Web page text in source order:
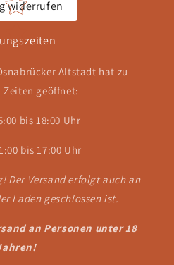
widerrufen
Altstadt hat zu
Zeiten geöffnet:
bis 18:00 Uhr
bis 17:00 Uhr
Der Versand erfolgt auch an
Laden geschlossen ist.
an Personen unter 18